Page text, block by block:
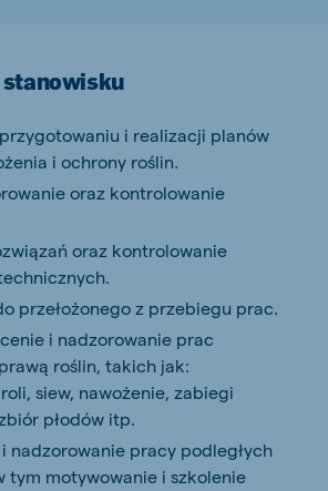
przygotowaniu i realizacji planów
i ochrony roślin.
oraz kontrolowanie
oraz kontrolowanie
przełożonego z przebiegu prac.
i nadzorowanie prac
roślin, takich jak:
siew, nawożenie, zabiegi
płodów itp.
nadzorowanie pracy podległych
tym motywowanie i szkolenie